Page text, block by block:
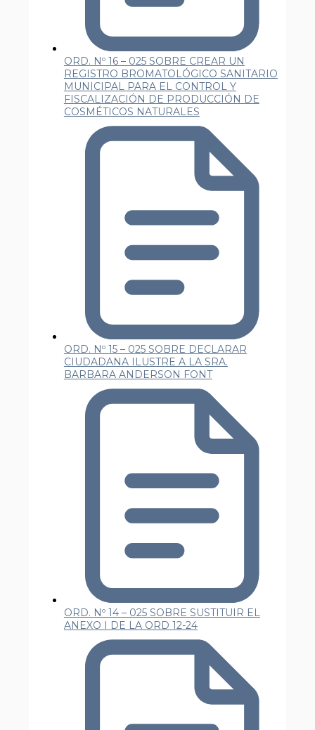
ORD. Nº 16 – 025 SOBRE CREAR UN
REGISTRO BROMATOLÓGICO SANITARIO
MUNICIPAL PARA EL CONTROL Y
FISCALIZACIÓN DE PRODUCCIÓN DE
COSMÉTICOS NATURALES
ORD. Nº 15 – 025 SOBRE DECLARAR
CIUDADANA ILUSTRE A LA SRA.
BARBARA ANDERSON FONT
ORD. Nº 14 – 025 SOBRE SUSTITUIR EL
ANEXO I DE LA ORD 12-24